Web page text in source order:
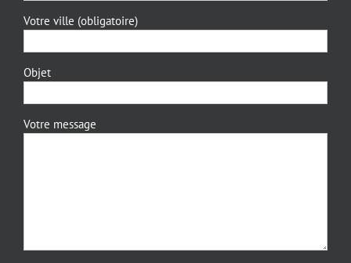
Votre ville (obligatoire)
Objet
Votre message